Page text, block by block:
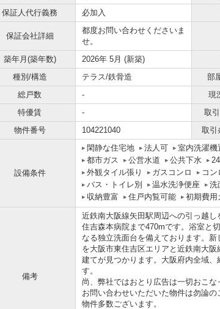
保証人代行義務
必加入
保証会社詳細
都度お問い合わせくださいま
せ。
築年月(築年数) 2026年 5月 (新築)
種別/構造
テラス/鉄骨造 部
総戸数
- 現
特優賃
- 取
物件番号
104221040 取引
設備条件
閑静な住宅地 法人可 室内洗濯機
都市ガス
公営水道 公共下水
外観タイル張り
ガスコンロ コ
バス・トイレ別
温水洗浄便座 洗
収納豊富
住戸内覧可能 初期費用
備考
近鉄南大阪線矢田駅周辺への引っ越
住吉森本病院まで470mです。浴室と
なる独立洗面台を備えております。
を大阪市東住吉区エリアと近鉄南大
建てが見つかります。大阪府内全域
す。
尚、弊社ではおとり広告は一切おこな
お問い合わせいただいた物件は勿論
物件多数ございます。